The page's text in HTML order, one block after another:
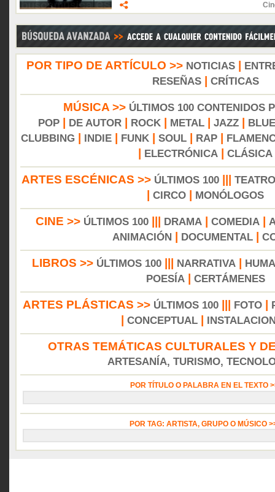
POR TIPO DE ARTÍCULO >> NOTICIAS|
RESEÑAS| CRÍTICAS
MÚSICA >> ÚLTIMOS 100 CONTENIDOS
POP
DE AUTOR ROCK METAL JAZZ
CLUBBING
INDIE FUNK SOUL RAP
ELECTRÓNICA CLÁSICA
ARTES ESCÉNICAS >> ÚLTIMOS 100||| TEATRO
CIRCO MONÓLOGOS
CINE >> ÚLTIMOS 100 DRAMA COMEDIA
ANIMACIÓN
DOCUMENTAL|
LIBROS >> ÚLTIMOS 100 NARRATIVA
POESÍA| CERTÁMENES
ARTES PLÁSTICAS >> ÚLTIMOS 100 FOTO
CONCEPTUAL
OTRAS TEMÁTICAS CULTURALES Y
ARTESANÍA, TURISMO,
POR TÍTULO O PALABRA EN EL TEXTO
POR TAG: ARTISTA, GRUPO O MÚSICO